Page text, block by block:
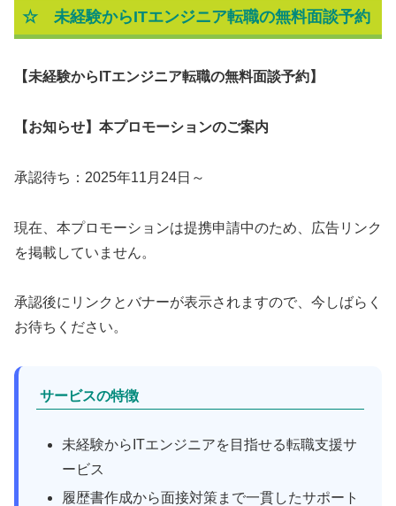
☆ 未経験からITエンジニア転職の無料面談予約
【未経験からITエンジニア転職の無料面談予約】
【お知らせ】本プロモーションのご案内
承認待ち：2025年11月24日～
現在、本プロモーションは提携申請中のため、広告リンク
を掲載していません。
承認後にリンクとバナーが表示されますので、今しばらく
お待ちください。
サービスの特徴
未経験からITエンジニアを目指せる転職支援サ
ービス
履歴書作成から面接対策まで一貫したサポート